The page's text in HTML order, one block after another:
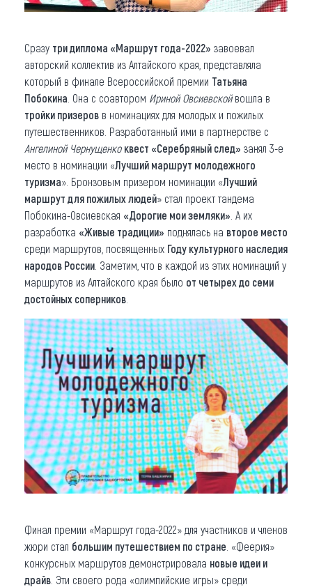
Сразу три диплома «Маршрут года-2022» завоевал
авторский коллектив из Алтайского края, представляла
который в финале Всероссийской премии Татьяна
Побокина . Она с соавтором Ириной Овсиевскойвошла в
тройки призеров в номинациях для молодых и пожилых
путешественников. Разработанный ими в партнерстве с
Ангелиной Чернущенко квест «Серебряный след» занял 3-е
место в номинации «Лучший маршрут молодежного
туризма». Бронзовым призером номинации «Лучший
маршрут для пожилых людей» стал проект тандема
Побокина-Овсиевская «Дорогие мои земляки» . А их
разработка «Живые традиции» поднялась на второе место
среди маршрутов, посвященных Году культурного наследия
народов России . Заметим, что в каждой из этих номинаций у
маршрутов из Алтайского края было от четырех до семи
достойных соперников
Финал премии «Маршрут года-2022» для участников и членов
жюри стал большим путешествием по стране . «Феерия»
конкурсных маршрутов демонстрировала новые идеи и
драйв . Эти своего рода «олимпийские игры» среди